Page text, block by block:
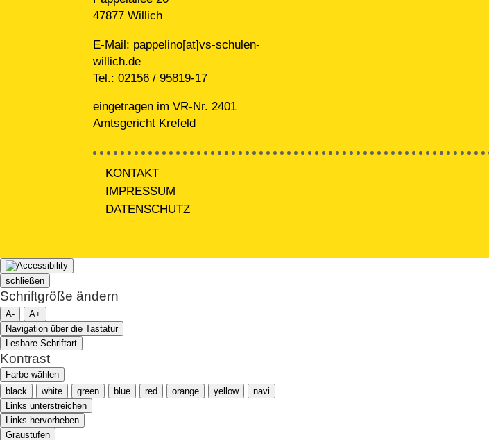
47877 Willich
E-Mail: pappelino[at]vs-schulen-
willich.de
Tel.:02156 / 95819-17
eingetragen im VR-Nr. 2401
Amtsgericht Krefeld
KONTAKT
IMPRESSUM
DATENSCHUTZ
schließen
Schriftgröße ändern
A-
A+
Navigation über die Tastatur
Lesbare Schriftart
Kontrast
Farbe wählen
black
white green blue red orange yellow
navi
Links unterstreichen
Links hervorheben
Graustufen